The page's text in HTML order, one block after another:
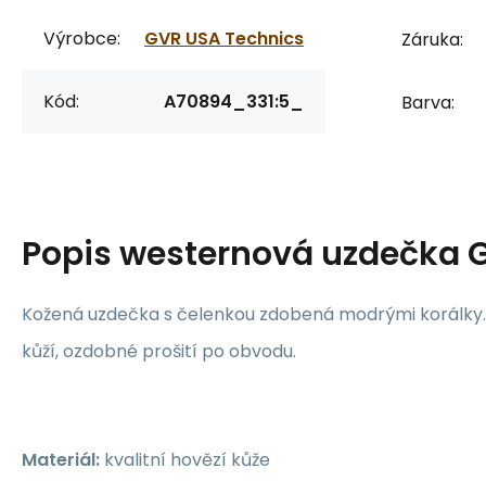
Výrobce: GVR USA Technics
Kód: A70894_331:5_
Záruka:
Barva:
Popiswesternová uzdečka
Kožená uzdečka s čelenkou zdobená modrými
kůží, ozdobné prošití po obvodu.
Materiál: kvalitní hovězí kůže